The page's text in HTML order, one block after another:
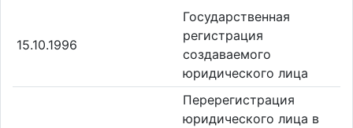
15.10.1996
Государственная
регистрация
создаваемого
юридического лица
Перерегистрация
юридического лица в